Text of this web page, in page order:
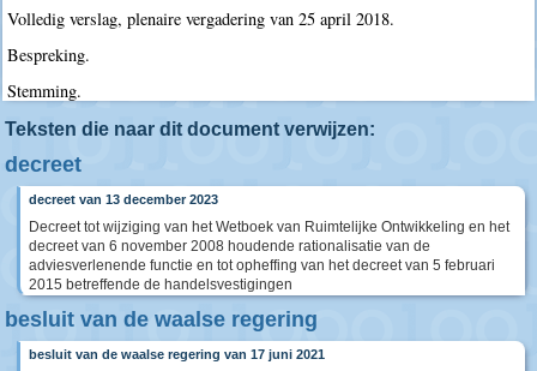
Volledig verslag, plenaire vergadering van 25 april 2018.
Bespreking.
Stemming.
Teksten die naar dit document verwijzen:
decreet
decreet van 13 december 2023
Decreet tot wijziging van het Wetboek van Ruimtelijke Ontwikkeling en het
decreet van 6 november 2008 houdende rationalisatie van de
adviesverlenende functie en tot opheffing van het decreet van 5 februari
2015 betreffende de handelsvestigingen
besluit van de waalse regering
besluit van de waalse regering van 17 juni 2021